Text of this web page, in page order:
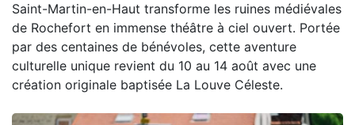
Saint-Martin-en-Haut transforme les ruines médiévales
de Rochefort en immense théâtre à ciel ouvert. Portée
par des centaines de bénévoles, cette aventure
culturelle unique revient du 10 au 14 août avec une
création originale baptisée La Louve Céleste.